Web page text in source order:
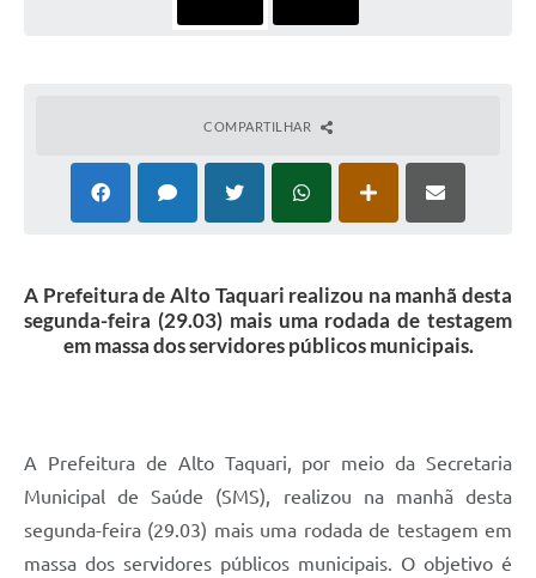
COMPARTILHAR
A Prefeitura de Alto Taquari realizou na manhã desta
segunda-feira (29.03) mais uma rodada de testagem
em massa dos servidores públicos municipais.
A Prefeitura de Alto Taquari, por meio da Secretaria
Municipal de Saúde (SMS), realizou na manhã desta
segunda-feira (29.03) mais uma rodada de testagem em
massa dos servidores públicos municipais. O objetivo é